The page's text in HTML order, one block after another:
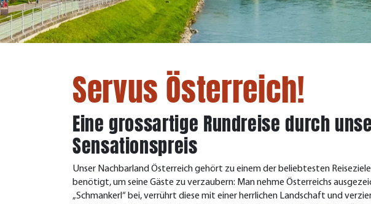
Servus Österreich!
Eine grossartige Rundreise durch
Sensationspreis
Unser Nachbarland Österreich gehört zu einem der beliebtesten
benötigt, um seine Gäste zu verzaubern: Man nehme Österreichs
„Schmankerl“ bei, verrührt diese mit einer herrlichen Landschaft und